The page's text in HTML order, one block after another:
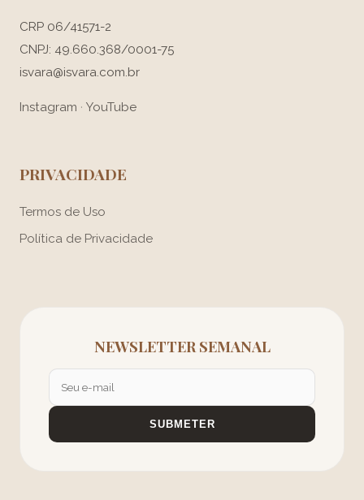
CRP 06/41571-2
CNPJ: 49.660.368/0001-75
isvara@isvara.com.br
Instagram · YouTube
PRIVACIDADE
Termos de Uso
Política de Privacidade
NEWSLETTER SEMANAL
SUBMETER